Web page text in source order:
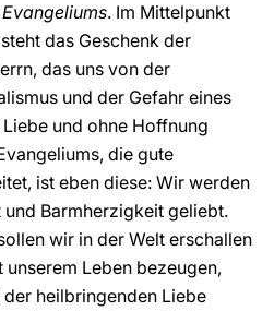
. Im Mittelpunkt
das Geschenk der
das uns von der
und der Gefahr eines
und ohne Hoffnung
die gute
ist eben diese: Wir werden
Barmherzigkeit geliebt.
wir in der Welt erschallen
Leben bezeugen,
heilbringenden Liebe